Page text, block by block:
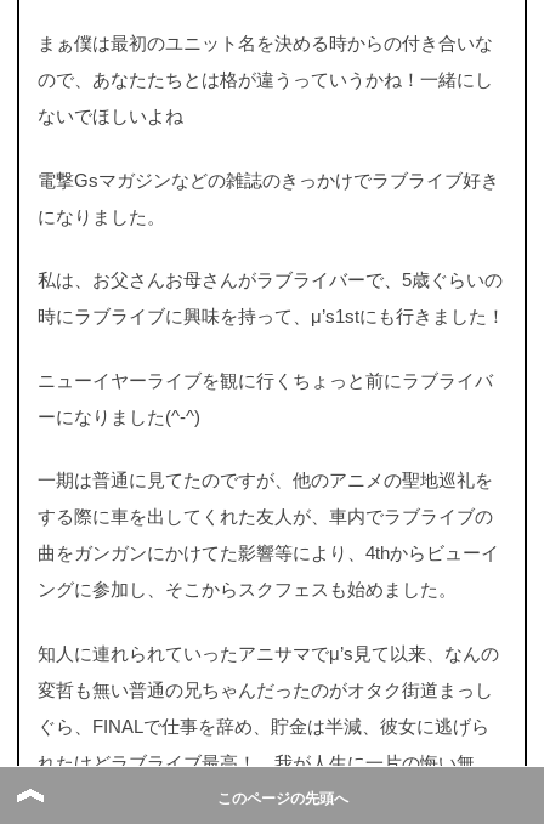
まぁ僕は最初のユニット名を決める時からの付き合いな
ので、あなたたちとは格が違うっていうかね！一緒にし
ないでほしいよね
電撃Gsマガジンなどの雑誌のきっかけでラブライブ好き
になりました。
私は、お父さんお母さんがラブライバーで、5歳ぐらいの
時にラブライブに興味を持って、μ’s1stにも行きました！
ニューイヤーライブを観に行くちょっと前にラブライバ
ーになりました(^-^)
一期は普通に見てたのですが、他のアニメの聖地巡礼を
する際に車を出してくれた友人が、車内でラブライブの
曲をガンガンにかけてた影響等により、4thからビューイ
ングに参加し、そこからスクフェスも始めました。
知人に連れられていったアニサマでμ’s見て以来、なんの
変哲も無い普通の兄ちゃんだったのがオタク街道まっし
ぐら、FINALで仕事を辞め、貯金は半減、彼女に逃げら
れたけどラブライブ最高！ 我が人生に一片の悔い無
し！
このページの先頭へ